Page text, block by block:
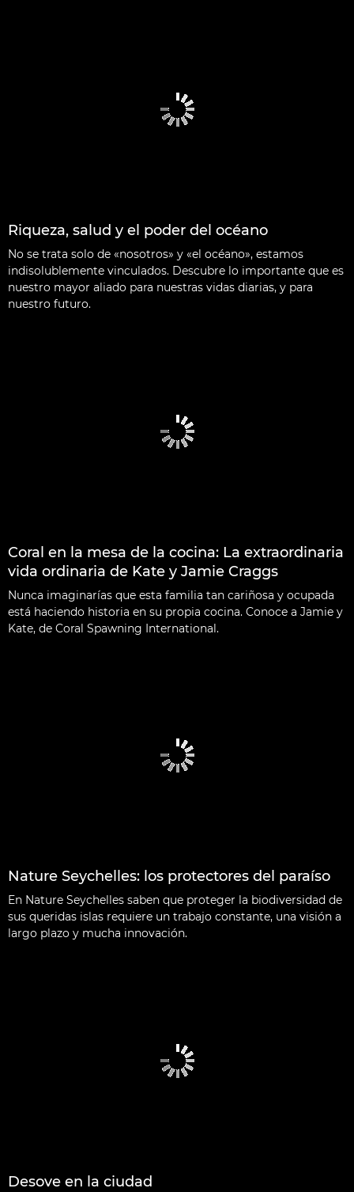
Riqueza, salud y el poder del océano
No se trata solo de «nosotros» y «el océano», estamos
indisolublemente vinculados. Descubre lo importante que es
nuestro mayor aliado para nuestras vidas diarias, y para
nuestro futuro.
Coral en la mesa de la cocina: La extraordinaria
vida ordinaria de Kate y Jamie Craggs
Nunca imaginarías que esta familia tan cariñosa y ocupada
está haciendo historia en su propia cocina. Conoce a Jamie y
Kate, de Coral Spawning International.
Nature Seychelles: los protectores del paraíso
En Nature Seychelles saben que proteger la biodiversidad de
sus queridas islas requiere un trabajo constante, una visión a
largo plazo y mucha innovación.
Desove en la ciudad